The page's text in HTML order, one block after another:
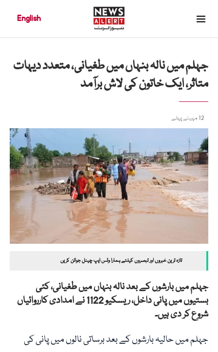
English
جہلم میں نالہ بنہاں میں طغیانی، متعدد دیہات
متاثر، ایک خاتون کی لاش برآمد
12 مہینے پہلے
تازہ ترین خبروں اور تبصروں کیلئے ہمارا وٹس ایپ چینل جوائن کریں
جہلم میں بارشوں کے بعد نالہ بنہاں میں طغیانی، کئی
بستیوں میں پانی داخل، ریسکیو 1122 نے امدادی کارروائیاں
شروع کر دی ہیں۔
جہلم میں حالیہ بارشوں کے بعد برساتی نالوں میں پانی کی